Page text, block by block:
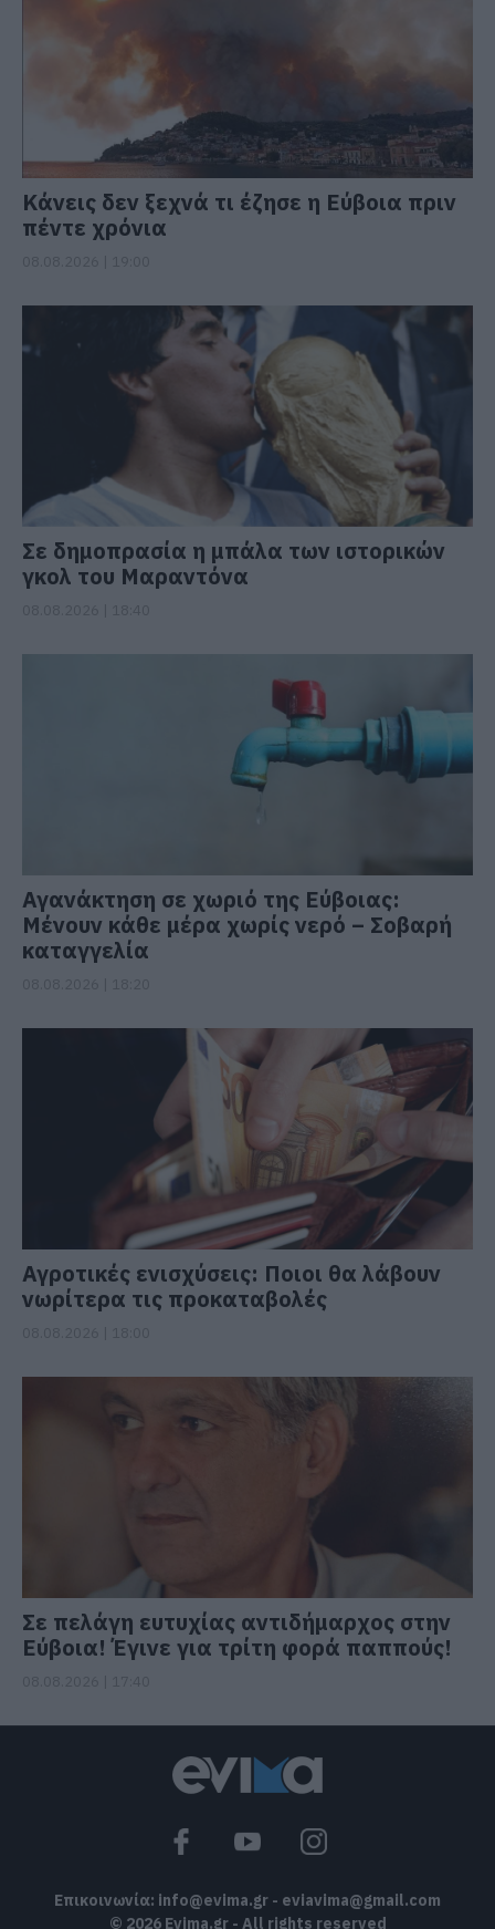
Κάνεις δεν ξεχνά τι έζησε η Εύβοια πριν
πέντε χρόνια
Σε δημοπρασία η μπάλα των ιστορικών
γκολ του Μαραντόνα
Αγανάκτηση σε χωριό της Εύβοιας:
Μένουν κάθε μέρα χωρίς νερό – Σοβαρή
καταγγελία
Αγροτικές ενισχύσεις: Ποιοι θα λάβουν
νωρίτερα τις προκαταβολές
Σε πελάγη ευτυχίας αντιδήμαρχος στην
Εύβοια! Έγινε για τρίτη φορά παππούς!
Επικοινωνία: info@evima.gr - eviavima@gmail.com
© 2026 Evima.gr - All rights reserved